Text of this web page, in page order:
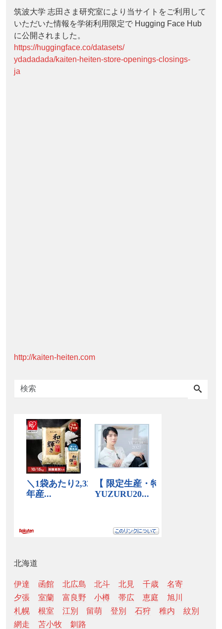
筑波大学 志田さま研究室により当サイトをご利用して
いただいた情報を学術利用限定で Hugging Face Hub
に公開されました。
https://huggingface.co/datasets/
ydadadada/kaiten-heiten-store-openings-closings-
ja
http://kaiten-heiten.com
北海道
伊達 函館 北広島 北斗 北見 千歳
名寄
夕張
室蘭 富良野 小樽 帯広 恵庭
旭川
札幌
根室 江別 留萌 登別 石狩 稚内
紋別
網走
苫小牧 釧路